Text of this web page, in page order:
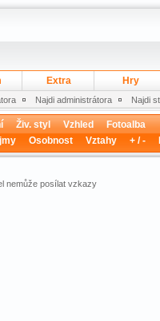
Extra Hry
Najdi administrátora Najdi
Živ. styl Vzhled
Fotoalba
Osobnost Vztahy + / -
nemůže posílat vzkazy